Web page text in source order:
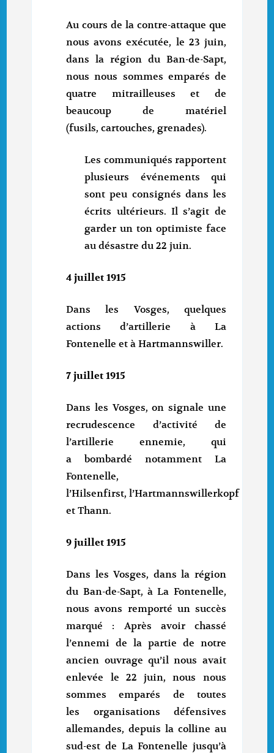
Au cours de la contre-attaque que
nous avons exécutée, le 23 juin,
dans la région du Ban-de-Sapt,
nous nous sommes emparés de
quatre mitrailleuses et de
beaucoup de matériel
(fusils, cartouches, grenades).
Les communiqués rapportent
plusieurs événements qui
sont peu consignés dans les
écrits ultérieurs. Il s’agit de
garder un ton optimiste face
au désastre du 22 juin.
4 juillet 1915
Dans les Vosges, quelques
actions d’artillerie à La
Fontenelle et à Hartmannswiller.
7 juillet 1915
Dans les Vosges, on signale une
recrudescence d’activité de
l’artillerie ennemie, qui
a bombardé notamment La
Fontenelle,
l’Hilsenfirst, l’Hartmannswillerkopf
et Thann.
9 juillet 1915
Dans les Vosges, dans la région
du Ban-de-Sapt, à La Fontenelle,
nous avons remporté un succès
marqué : Après avoir chassé
l’ennemi de la partie de notre
ancien ouvrage qu’il nous avait
enlevée le 22 juin, nous nous
sommes emparés de toutes
les organisations défensives
allemandes, depuis la colline au
sud-est de La Fontenelle jusqu’à